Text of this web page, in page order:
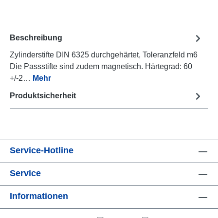
Beschreibung
Zylinderstifte DIN 6325 durchgehärtet, Toleranzfeld m6
Die Passstifte sind zudem magnetisch. Härtegrad: 60
+/-2… Mehr
Produktsicherheit
Service-Hotline
Service
Informationen